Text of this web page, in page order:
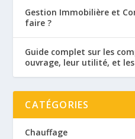
Gestion Immobilière et
faire ?
Guide complet sur les
ouvrage, leur utilité, et
CATÉGORIES
Chauffage